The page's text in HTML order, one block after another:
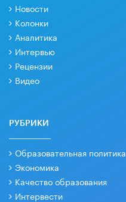
Новости
Колонки
Аналитика
Интервью
Рецензии
Видео
РУБРИКИ
Образовательная политика
Экономика
Качество образования
Интервести